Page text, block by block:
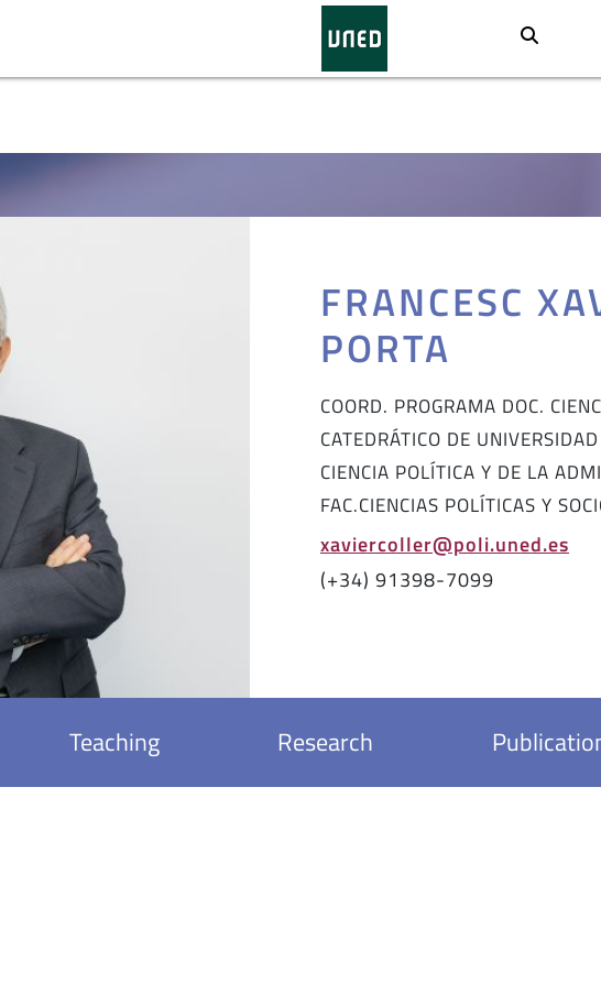
Teaching Research
FRANCESC
PORTA
COORD. PROGRAMA DOC.
CATEDRÁTICO DE UNIVERSIDAD
CIENCIA POLÍTICA Y DE LA
FAC.CIENCIAS POLÍTICAS Y
xaviercoller@poli.uned.es
(+34) 91398-7099